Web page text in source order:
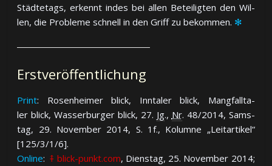
Städ­te­tags, er­kennt in­des bei al­len Be­tei­lig­ten den Wil­
len, die Pro­ble­me schnell in den Griff zu bekommen. ✻
Erstveröffentlichung
Print: Ro­sen­hei­mer blick, Inn­ta­ler blick, Mang­fall­ta­
ler blick, Was­ser­bur­ger blick, 27. Jg., Nr. 48/2014, Sams­
tag, 29. No­vem­ber 2014, S. 1f., Ko­lum­ne „Leit­ar­ti­kel“
[125/3/1/6].
Online: ⤉ blick-punkt.com, Diens­tag, 25. No­vem­ber 2014;